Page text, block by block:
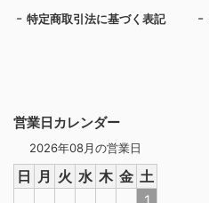
営業日カレンダー
2026年08月の営業日
日 月 火 水 木 金 土
特定商取引法に基づく表記